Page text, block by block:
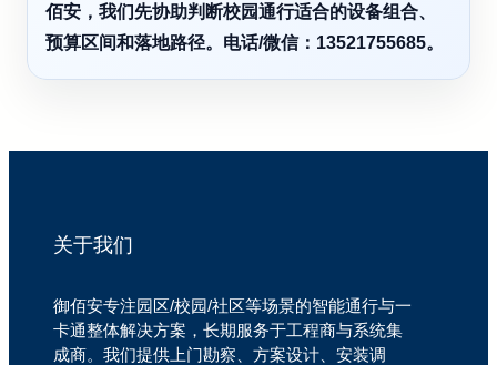
佰安，我们先协助判断校园通行适合的设备组合、
预算区间和落地路径。电话/微信：13521755685。
关于我们
御佰安专注园区/校园/社区等场景的智能通行与一
卡通整体解决方案，长期服务于工程商与系统集
成商。我们提供上门勘察、方案设计、安装调